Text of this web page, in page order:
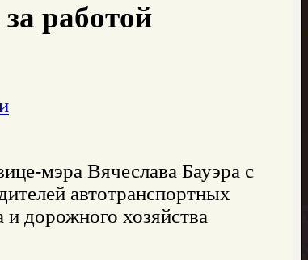
работой
мэра Вячеслава Бауэра с
автотранспортных
и дорожного хозяйства